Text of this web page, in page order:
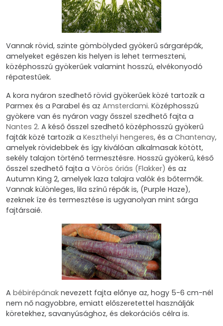
Vannak rövid, szinte gömbölyded gyökerű sárgarépák,
amelyeket egészen kis helyen is lehet termeszteni,
középhosszú gyökerűek valamint hosszú, elvékonyodó
répatestűek.
A kora nyáron szedhető rövid gyökerűek közé tartozik a
Parmex és a Parabel és az Amsterdami. Középhosszú
gyökere van és nyáron vagy ősszel szedhető fajta a
Nantes 2. A késő ősszel szedhető középhosszú gyökerű
fajták közé tartozik a Keszthelyi hengeres, és a Chantenay,
amelyek rövidebbek és így kiválóan alkalmasak kötött,
sekély talajon történő termesztésre. Hosszú gyökerű, késő
ősszel szedhető fajta a Vörös óriás (Flakker) és az
Autumn King 2, amelyek laza talajra valók és bőtermők.
Vannak különleges, lila színű répák is, (Purple Haze),
ezeknek íze és termesztése is ugyanolyan mint sárga
fajtársaié.
A bébirépának nevezett fajta előnye az, hogy 5-6 cm-nél
nem nő nagyobbre, emiatt előszeretettel használják
köretekhez, savanyúsághoz, és dekorációs célra is.